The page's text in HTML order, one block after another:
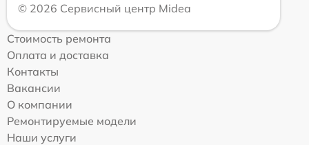
© 2026 Сервисный центр Midea
Стоимость ремонта
Оплата и доставка
Контакты
Вакансии
О компании
Ремонтируемые модели
Наши услуги